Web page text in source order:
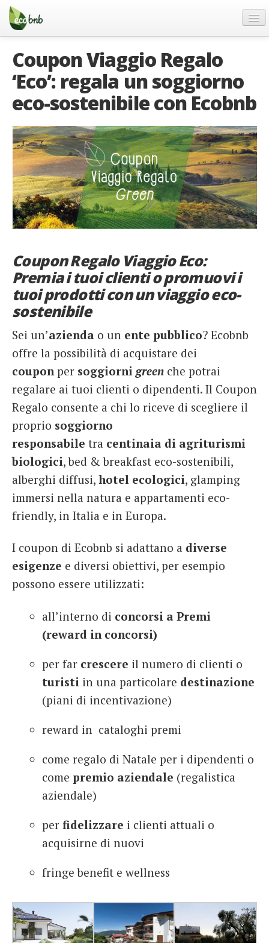
Menu
Salta
contenuto
Offerte Speciali
Regali
FAQ
Chi Siamo
Partner
Contatti
Italiano
German
Spanish
French
Italiano
Coupon Viaggio Regalo
‘Eco’: regala un soggiorno
eco-sostenibile con Ecobnb
Coupon Regalo Viaggio Eco:
Premia i tuoi clienti o promuovi i
tuoi prodotti con un viaggio eco-
sostenibile
Sei un’azienda o un ente pubblico? Ecobnb
offre la possibilità di acquistare dei
coupon per soggiorni green che potrai
regalare ai tuoi clienti o dipendenti. Il Coupon
Regalo consente a chi lo riceve di scegliere il
proprio soggiorno
responsabile tra centinaia di agriturismi
biologici, bed & breakfast eco-sostenibili,
alberghi diffusi, hotel ecologici, glamping
immersi nella natura e appartamenti eco-
friendly, in Italia e in Europa.
I coupon di Ecobnb si adattano a diverse
esigenze e diversi obiettivi, per esempio
possono essere utilizzati:
all’interno di concorsi a Premi
(reward in concorsi)
per far crescere il numero di clienti o
turisti in una particolare destinazione
(piani di incentivazione)
reward in cataloghi premi
come regalo di Natale per i dipendenti o
come premio aziendale (regalistica
aziendale)
per fidelizzare i clienti attuali o
acquisirne di nuovi
fringe benefit e wellness